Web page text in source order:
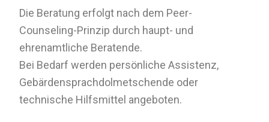
Die Beratung erfolgt nach dem Peer-
Counseling-Prinzip durch haupt- und
ehrenamtliche Beratende.
Bei Bedarf werden persönliche Assistenz,
Gebärdensprachdolmetschende oder
technische Hilfsmittel angeboten.